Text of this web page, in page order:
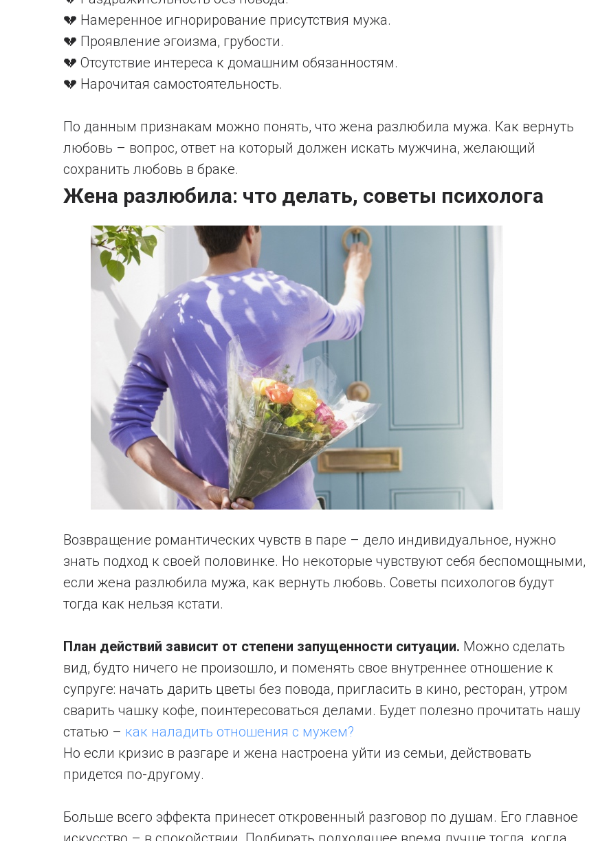
💔 Намеренное игнорирование присутствия мужа.
💔 Проявление эгоизма, грубости.
💔 Отсутствие интереса к домашним обязанностям.
💔 Нарочитая самостоятельность.
По данным признакам можно понять, что жена разлюбила мужа. Как вернуть
любовь – вопрос, ответ на который должен искать мужчина, желающий
сохранить любовь в браке.
Жена разлюбила: что делать, советы психолога
Возвращение романтических чувств в паре – дело индивидуальное, нужно
знать подход к своей половинке. Но некоторые чувствуют себя беспомощными,
если жена разлюбила мужа, как вернуть любовь. Советы психологов будут
тогда как нельзя кстати.
План действий зависит от степени запущенности ситуации. Можно сделать
вид, будто ничего не произошло, и поменять свое внутреннее отношение к
супруге: начать дарить цветы без повода, пригласить в кино, ресторан, утром
сварить чашку кофе, поинтересоваться делами. Будет полезно прочитать нашу
статью – как наладить отношения с мужем?
Но если кризис в разгаре и жена настроена уйти из семьи, действовать
придется по-другому.
Больше всего эффекта принесет откровенный разговор по душам. Его главное